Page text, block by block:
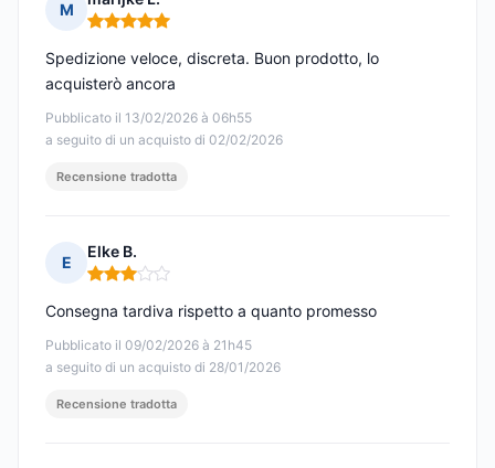
M
Nota: 5 su 5
Pubblicato il 13/02/2026 à 06h55
a seguito di un acquisto di 02/02/2026
Spedizione veloce, discreta. Buon prodotto, lo
acquisterò ancora
Recensione tradotta
E
Elke B.
Nota: 3 su 5
Pubblicato il 09/02/2026 à 21h45
a seguito di un acquisto di 28/01/2026
Consegna tardiva rispetto a quanto promesso
Recensione tradotta